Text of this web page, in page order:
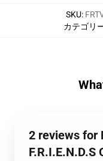
SKU:
カテゴリ
2 reviews for
F.R.I.E.N.D.S